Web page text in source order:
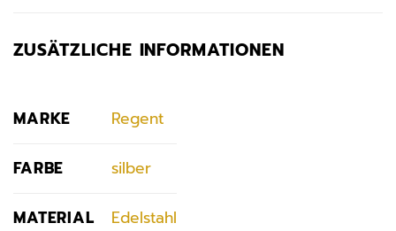
ZUSÄTZLICHE INFORMATIONEN
MARKE Regent
FARBE silber
MATERIAL Edelstahl